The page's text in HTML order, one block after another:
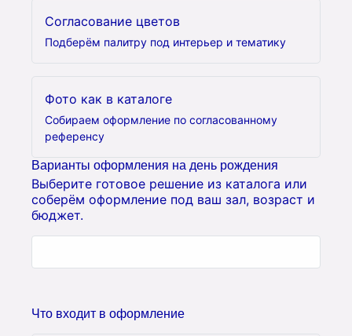
Согласование цветов
Подберём палитру под интерьер и тематику
Фото как в каталоге
Собираем оформление по согласованному
референсу
Варианты оформления на день рождения
Выберите готовое решение из каталога или
соберём оформление под ваш зал, возраст и
бюджет.
Что входит в оформление